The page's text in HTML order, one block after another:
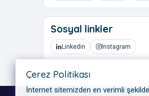
Sosyal linkler
Linkedin Instagram
Çerez Politikası
İnternet sitemizden en verimli şekilde